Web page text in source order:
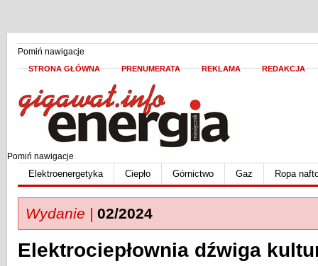
Pomiń nawigacje
STRONA GŁÓWNA PRENUMERATA REKLAMA REDAKCJA
Pomiń nawigacje
Elektroenergetyka Ciepło Górnictwo Gaz Ropa
Wydanie | 02/2024
Elektrociepłownia dźwiga